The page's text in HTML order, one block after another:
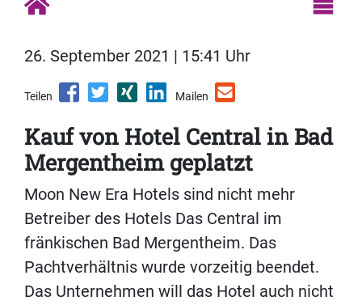
26. September 2021 | 15:41 Uhr
Teilen Mailen
Kauf von Hotel Central in Bad
Mergentheim geplatzt
Moon New Era Hotels sind nicht mehr
Betreiber des Hotels Das Central im
fränkischen Bad Mergentheim. Das
Pachtverhältnis wurde vorzeitig beendet.
Das Unternehmen will das Hotel auch nicht